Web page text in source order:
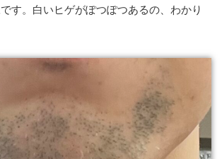
す。白いヒゲがぽつぽつあるの、わかり